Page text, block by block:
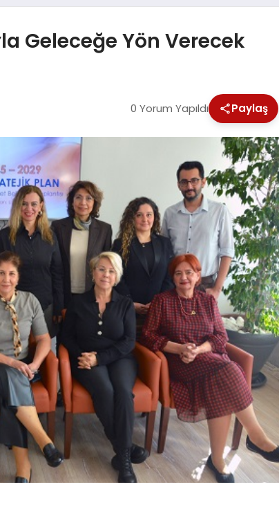
Geleceğe Yön Verecek
0 Yorum Yapıldı Paylaş